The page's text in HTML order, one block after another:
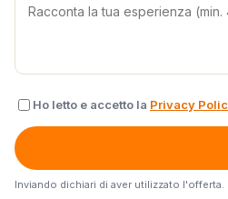
Ho letto e accetto la Privacy
Inviando dichiari di aver utilizzato